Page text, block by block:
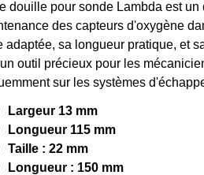
douille pour sonde Lambda est
des capteurs d'oxygène
adaptée, sa longueur pratique, et
outil précieux pour les
sur les systèmes
Largeur 13 mm
Longueur 115 mm
Taille : 22 mm
Longueur : 150 mm